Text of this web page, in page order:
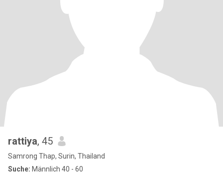
rattiya, 45
Samrong Thap, Surin, Thailand
Suche: Männlich 40 - 60